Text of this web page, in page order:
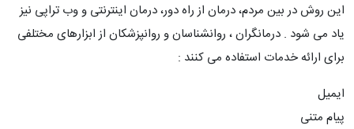
این روش در بین مردم، درمان از راه دور، درمان اینترنتی و وب تراپی نیز
یاد می شود . درمانگران ، روانشناسان و روانپزشکان از ابزارهای مختلفی
برای ارائه خدمات استفاده می کنند :
ایمیل
پیام متنی